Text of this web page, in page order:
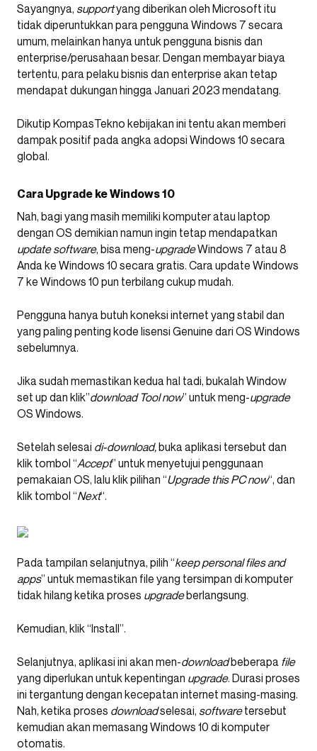
Sayangnya, supportyang diberikan oleh Microsoft itu
tidak diperuntukkan para pengguna Windows 7 secara
umum, melainkan hanya untuk pengguna bisnis dan
enterprise/perusahaan besar. Dengan membayar biaya
tertentu, para pelaku bisnis dan enterprise akan tetap
mendapat dukungan hingga Januari 2023 mendatang.
Dikutip KompasTekno kebijakan ini tentu akan memberi
dampak positif pada angka adopsi Windows 10 secara
global.
Cara Upgrade ke Windows 10
Nah, bagi yang masih memiliki komputer atau laptop
dengan OS demikian namun ingin tetap mendapatkan
update software, bisa meng-upgradeWindows 7 atau 8
Anda ke Windows 10 secara gratis. Cara update Windows
7 ke Windows 10 pun terbilang cukup mudah.
Pengguna hanya butuh koneksi internet yang stabil dan
yang paling penting kode lisensi Genuine dari OS Windows
sebelumnya.
Jika sudah memastikan kedua hal tadi, bukalah Window
set up dan klik”download Tool now” untuk meng-upgrade
OS Windows.
Setelah selesai di-download,buka aplikasi tersebut dan
klik tombol “Accept” untuk menyetujui penggunaan
pemakaian OS, lalu klik pilihan “Upgrade this PC now“, dan
klik tombol “Next“.
Pada tampilan selanjutnya, pilih “keep personal files and
apps” untuk memastikan file yang tersimpan di komputer
tidak hilang ketika proses upgradeberlangsung.
Kemudian, klik “Install”.
Selanjutnya, aplikasi ini akan men-downloadbeberapa file
yang diperlukan untuk kepentingan upgrade. Durasi proses
ini tergantung dengan kecepatan internet masing-masing.
Nah, ketika proses downloadselesai, softwaretersebut
kemudian akan memasang Windows 10 di komputer
otomatis.